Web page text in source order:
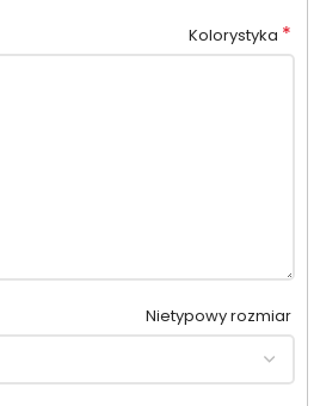
Kolorystyka *
Nietypowy rozmiar